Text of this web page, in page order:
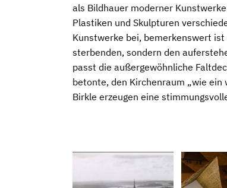
als Bildhauer moderner
Plastiken und Skulpturen
Kunstwerke bei, bemerkenswert ist
sterbenden, sondern den
passt die außergewöhnliche
betonte, den Kirchenraum „wie
Birkle erzeugen eine